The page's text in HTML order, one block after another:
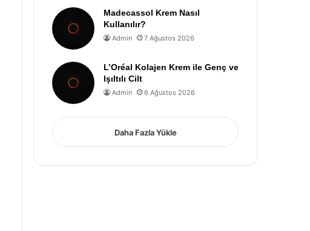
Madecassol Krem Nasıl
Kullanılır?
Admin 7 Ağustos 2026
L’Oréal Kolajen Krem ile Genç ve
Işıltılı Cilt
Admin 6 Ağustos 2026
Daha Fazla Yükle